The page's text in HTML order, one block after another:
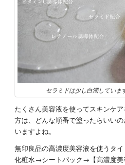
セラミドは少し白濁していま
たくさん美容液を使ってスキンケ
方は、どんな順番で塗ったらいい
いますよね。
無印良品の高濃度美容液を使うタ
化粧水→シートパック→【高濃度